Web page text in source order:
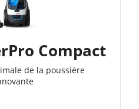
Compact
de la poussière